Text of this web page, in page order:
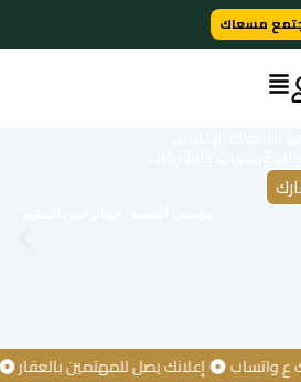
مسعاك
إعلانك يصل للمهتمين بالعقار كن